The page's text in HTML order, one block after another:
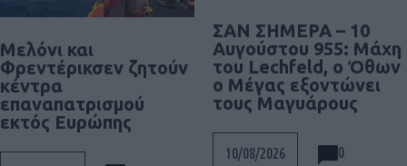
Μελόνι και
Φρεντέρικσεν ζητούν
κέντρα
επαναπατρισμού
εκτός Ευρώπης
ΣΑΝ ΣΗΜΕΡΑ – 10
Αυγούστου 955: Μάχη
του Lechfeld, ο Όθων
ο Μέγας εξοντώνει
τους Μαγυάρους
10/08/2026 0